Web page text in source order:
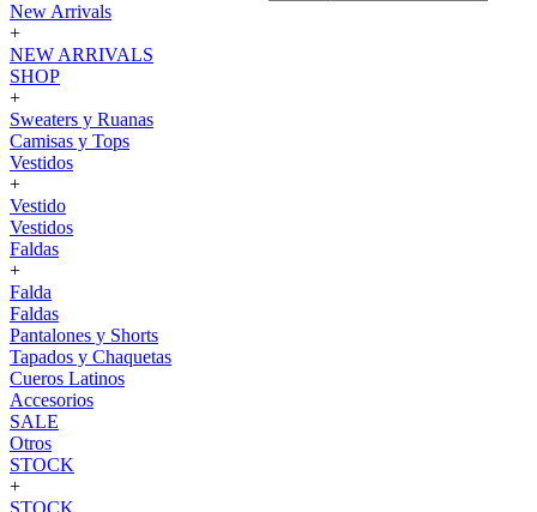
New Arrivals
+
NEW ARRIVALS
SHOP
+
Sweaters y Ruanas
Camisas y Tops
Vestidos
+
Vestido
Vestidos
Faldas
+
Falda
Faldas
Pantalones y Shorts
Tapados y Chaquetas
Cueros Latinos
Accesorios
SALE
Otros
STOCK
+
STOCK